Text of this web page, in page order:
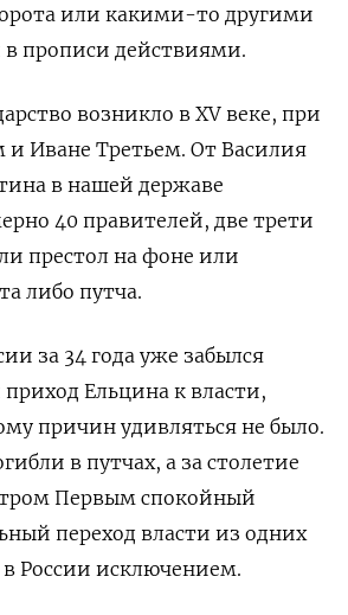
или какими-то другими
прописи действиями.
возникло в XV веке, при
Иване Третьем. От Василия
в нашей державе
40 правителей, две трети
престол на фоне или
либо путча.
за 34 года уже забылся
Ельцина к власти,
причин удивляться не было.
в путчах, а за столетие
Первым спокойный
переход власти из одних
в России исключением.